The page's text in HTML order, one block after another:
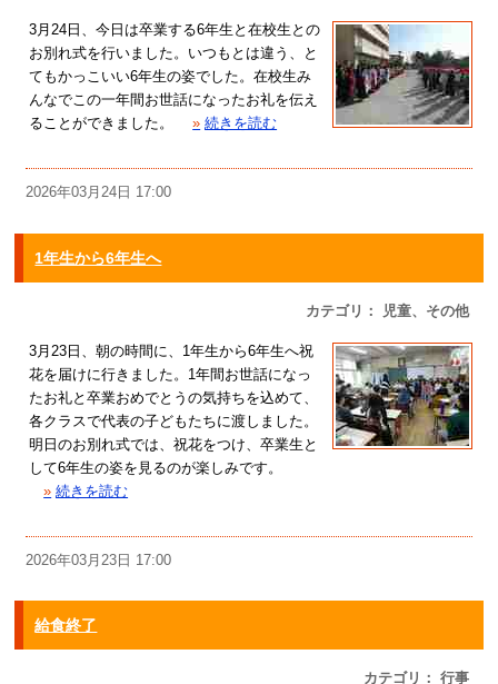
3月24日、今日は卒業する6年生と在校生との
お別れ式を行いました。いつもとは違う、と
てもかっこいい6年生の姿でした。在校生み
んなでこの一年間お世話になったお礼を伝え
ることができました。
» 続きを読む
2026年03月24日 17:00
1年生から6年生へ
カテゴリ： 児童、その他
3月23日、朝の時間に、1年生から6年生へ祝
花を届けに行きました。1年間お世話になっ
たお礼と卒業おめでとうの気持ちを込めて、
各クラスで代表の子どもたちに渡しました。
明日のお別れ式では、祝花をつけ、卒業生と
して6年生の姿を見るのが楽しみです。
» 続きを読む
2026年03月23日 17:00
給食終了
カテゴリ： 行事